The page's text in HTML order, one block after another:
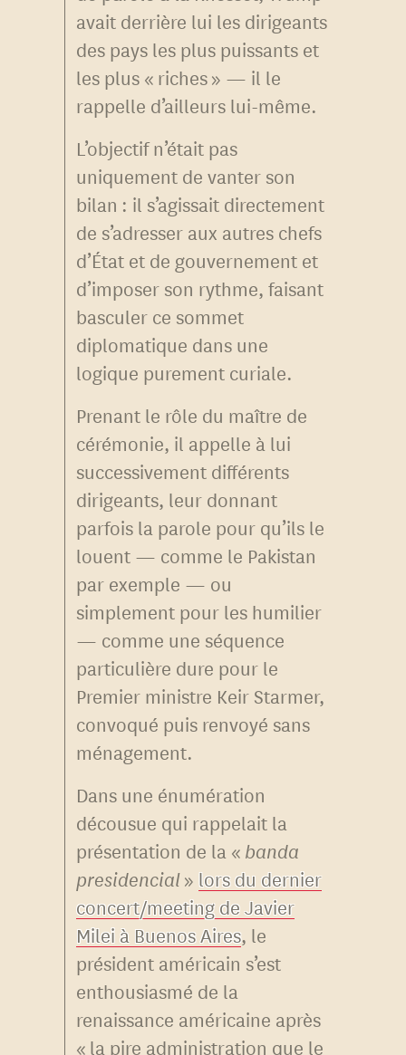
avait derrière lui les dirigeants
des pays les plus puissants et
les plus « riches » — il le
rappelle d’ailleurs lui-même.
L’objectif n’était pas
uniquement de vanter son
bilan : il s’agissait directement
de s’adresser aux autres chefs
d’État et de gouvernement et
d’imposer son rythme, faisant
basculer ce sommet
diplomatique dans une
logique purement curiale.
Prenant le rôle du maître de
cérémonie, il appelle à lui
successivement différents
dirigeants, leur donnant
parfois la parole pour qu’ils le
louent — comme le Pakistan
par exemple — ou
simplement pour les humilier
— comme une séquence
particulière dure pour le
Premier ministre Keir Starmer,
convoqué puis renvoyé sans
ménagement.
Dans une énumération
décousue qui rappelait la
présentation de la « banda
presidencial»lors du dernier
concert/meeting de Javier
Milei à Buenos Aires, le
président américain s’est
enthousiasmé de la
renaissance américaine après
« la pire administration que le